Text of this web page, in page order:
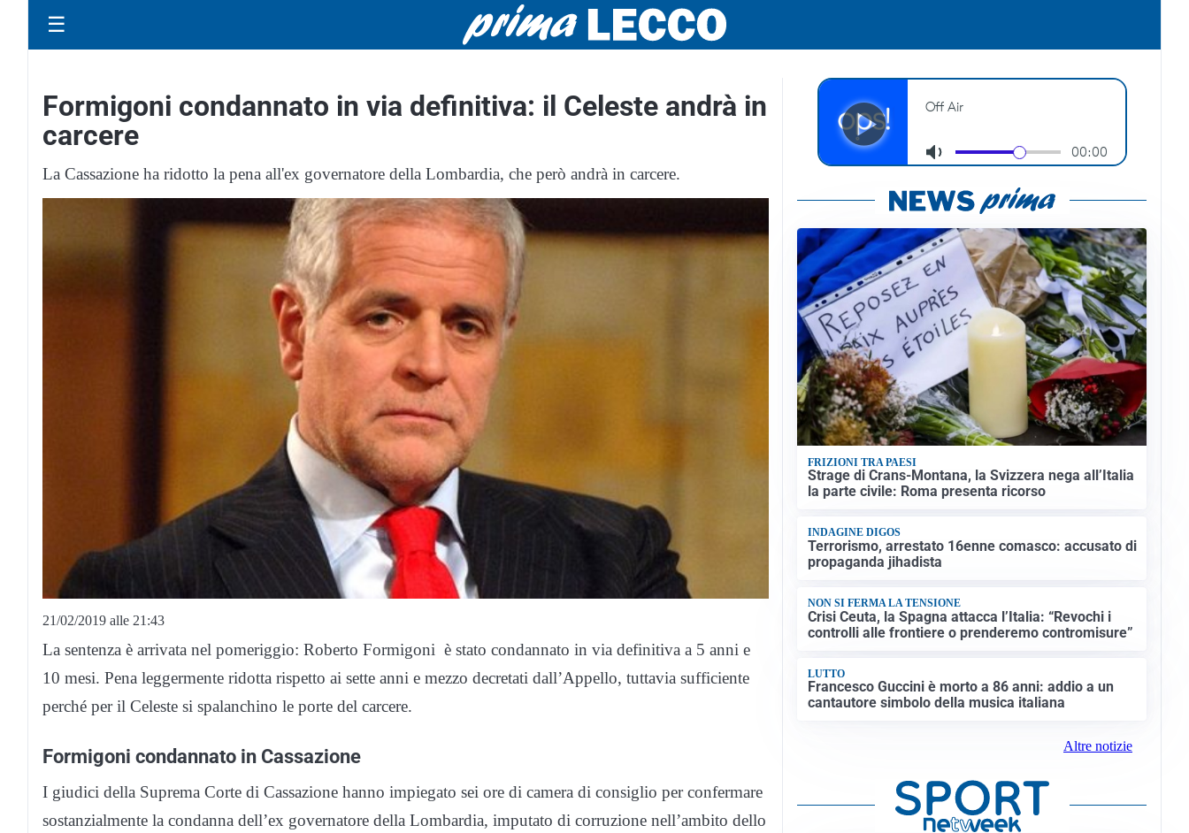
☰
Formigoni condannato in via definitiva: il Celeste andrà in
carcere
La Cassazione ha ridotto la pena all'ex governatore della Lombardia, che però andrà in carcere.
21/02/2019 alle 21:43
La sentenza è arrivata nel pomeriggio: Roberto Formigoni è stato condannato in via definitiva a 5 anni e
10 mesi. Pena leggermente ridotta rispetto ai sette anni e mezzo decretati dall’Appello, tuttavia sufficiente
perché per il Celeste si spalanchino le porte del carcere.
Formigoni condannato in Cassazione
I giudici della Suprema Corte di Cassazione hanno impiegato sei ore di camera di consiglio per confermare
sostanzialmente la condanna dell’ex governatore della Lombardia, imputato di corruzione nell’ambito dello
FRIZIONI TRA PAESI
Strage di Crans-Montana, la Svizzera nega all’Italia
la parte civile: Roma presenta ricorso
INDAGINE DIGOS
Terrorismo, arrestato 16enne comasco: accusato di
propaganda jihadista
NON SI FERMA LA TENSIONE
Crisi Ceuta, la Spagna attacca l’Italia: “Revochi i
controlli alle frontiere o prenderemo contromisure”
LUTTO
Francesco Guccini è morto a 86 anni: addio a un
cantautore simbolo della musica italiana
Altre notizie